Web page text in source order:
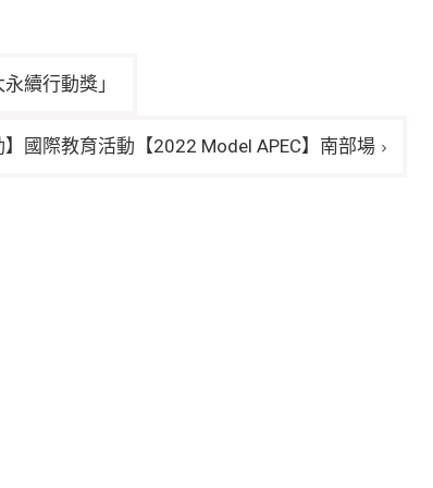
續行動獎」
】國際教育活動【2022 Model APEC】南部場